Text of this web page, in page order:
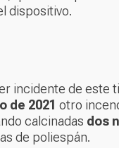
dispositivo.
incidente de este
de 2021 otro
calcinadas dos
de poliespán.